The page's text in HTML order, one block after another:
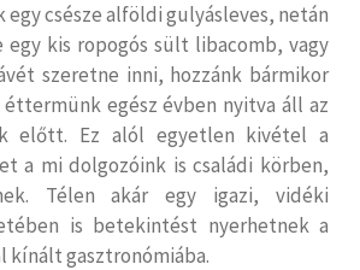
egy csésze alföldi gulyásleves, netán
egy kis ropogós sült libacomb, vagy
szeretne inni, hozzánk bármikor
egész évben nyitva áll az
előtt. Ez alól egyetlen kivétel a
a mi dolgozóink is családi körben,
Télen akár egy igazi, vidéki
is betekintést nyerhetnek a
kínált gasztronómiába.